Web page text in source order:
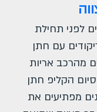
לפני תחילת
עם חתן
מהרכב אריות
הקליפ חתן
מפתיעים את